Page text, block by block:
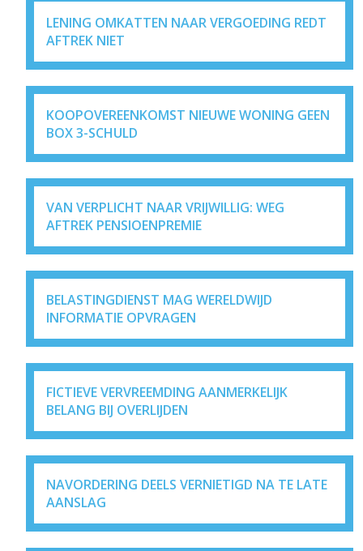
LENING OMKATTEN NAAR VERGOEDING REDT
AFTREK NIET
KOOPOVEREENKOMST NIEUWE WONING GEEN
BOX 3-SCHULD
VAN VERPLICHT NAAR VRIJWILLIG: WEG
AFTREK PENSIOENPREMIE
BELASTINGDIENST MAG WERELDWIJD
INFORMATIE OPVRAGEN
FICTIEVE VERVREEMDING AANMERKELIJK
BELANG BIJ OVERLIJDEN
NAVORDERING DEELS VERNIETIGD NA TE LATE
AANSLAG